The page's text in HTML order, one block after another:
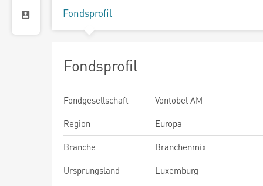
Fondsprofil
Fondsprofil
Fondgesellschaft
Vontobel AM
Region
Europa
Branche
Branchenmix
Ursprungsland
Luxemburg